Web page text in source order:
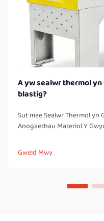
A yw sealwr thermol
blastig?
Sut mae Sealwr Thermol
Anogaethau Materiol Y
ddibynadwy Mae sealwyr
cysylltiadau cryf, heb
Gweld Mwy